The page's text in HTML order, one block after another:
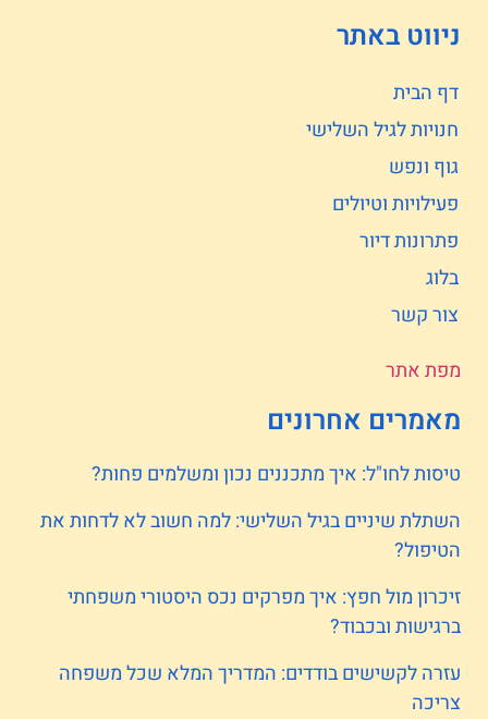
ניווט באתר
דף הבית
חנויות לגיל השלישי
גוף ונפש
פעילויות וטיולים
פתרונות דיור
בלוג
צור קשר
מפת אתר
מאמרים אחרונים
טיסות לחו"ל: איך מתכננים נכון ומשלמים פחות?
השתלת שיניים בגיל השלישי: למה חשוב לא לדחות את
הטיפול?
זיכרון מול חפץ: איך מפרקים נכס היסטורי משפחתי
ברגישות ובכבוד?
עזרה לקשישים בודדים: המדריך המלא שכל משפחה
צריכה